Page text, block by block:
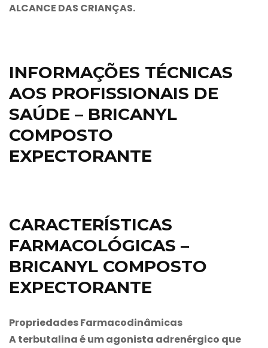
ALCANCE DAS CRIANÇAS.
INFORMAÇÕES TÉCNICAS
AOS PROFISSIONAIS DE
SAÚDE – BRICANYL
COMPOSTO
EXPECTORANTE
CARACTERÍSTICAS
FARMACOLÓGICAS –
BRICANYL COMPOSTO
EXPECTORANTE
Propriedades Farmacodinâmicas
A terbutalina é um agonista adrenérgico que